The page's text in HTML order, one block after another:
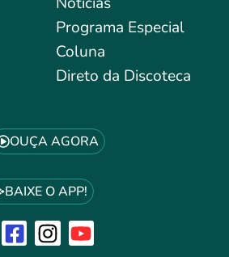
Programa Especial
Coluna
Direto da Discoteca
OUÇA AGORA
BAIXE O APP!